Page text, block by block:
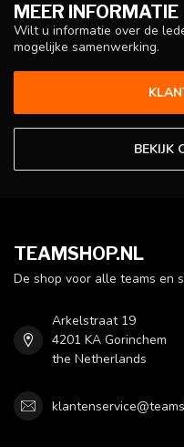
MEER INFORMATIE
Wilt u informatie over de
mogelijke samenwerking.
BEKIJK
TEAMSHOP.NL
De shop voor alle teams en
Arkelstraat 19
4201 KA Gorinchem
the Netherlands